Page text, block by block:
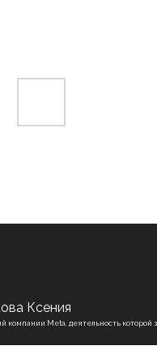
компании Meta, деятельность которой
Ксения